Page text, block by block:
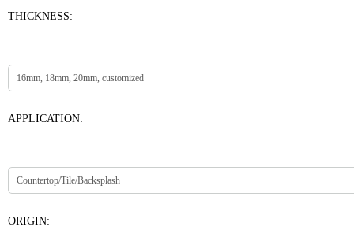
THICKNESS:
APPLICATION:
ORIGIN: